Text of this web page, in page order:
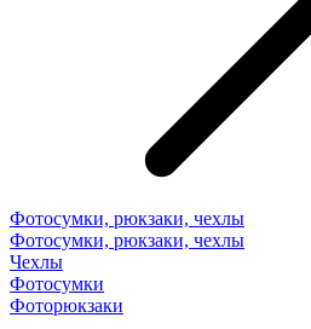
Фотосумки, рюкзаки, чехлы
Фотосумки, рюкзаки, чехлы
Чехлы
Фотосумки
Фоторюкзаки